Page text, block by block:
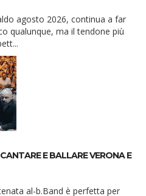
qualunque, ma il tendone più
E BALLARE VERONA E